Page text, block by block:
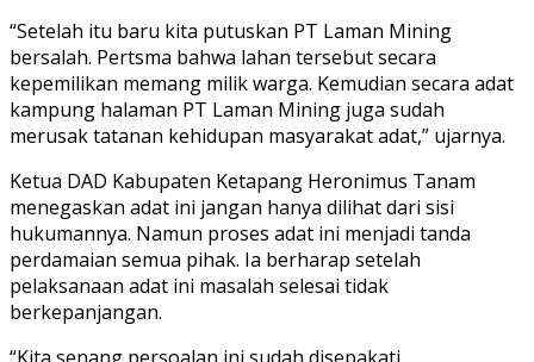
“Setelah itu baru kita putuskan PT Laman Mining
bersalah. Pertsma bahwa lahan tersebut secara
kepemilikan memang milik warga. Kemudian secara adat
kampung halaman PT Laman Mining juga sudah
merusak tatanan kehidupan masyarakat adat,” ujarnya.
Ketua DAD Kabupaten Ketapang Heronimus Tanam
menegaskan adat ini jangan hanya dilihat dari sisi
hukumannya. Namun proses adat ini menjadi tanda
perdamaian semua pihak. Ia berharap setelah
pelaksanaan adat ini masalah selesai tidak
berkepanjangan.